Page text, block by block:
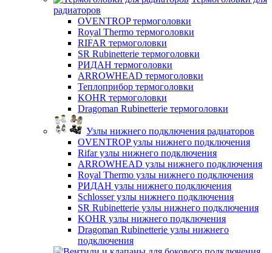
радиаторов
OVENTROP термоголовки
Royal Thermo термоголовки
RIFAR термоголовки
SR Rubinetterie термоголовки
РИДАН термоголовки
ARROWHEAD термоголовки
Теплоприбор термоголовки
KOHR термоголовки
Dragoman Rubinetterie термоголовки
Узлы нижнего подключения радиаторов
OVENTROP узлы нижнего подключения
Rifar узлы нижнего подключения
ARROWHEAD узлы нижнего подключения
Royal Thermo узлы нижнего подключения
РИДАН узлы нижнего подключения
Schlosser узлы нижнего подключения
SR Rubinetterie узлы нижнего подключения
KOHR узлы нижнего подключения
Dragoman Rubinetterie узлы нижнего
подключения